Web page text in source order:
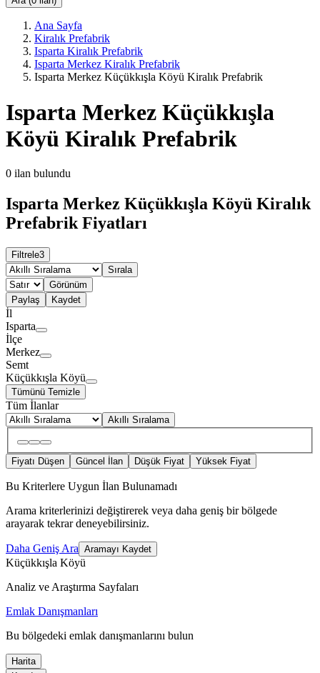
Ana Sayfa
Kiralık Prefabrik
Isparta Kiralık Prefabrik
Isparta Merkez Kiralık Prefabrik
Isparta Merkez Küçükkışla Köyü Kiralık Prefabrik
Isparta Merkez Küçükkışla
Köyü Kiralık Prefabrik
0 ilan bulundu
Isparta Merkez Küçükkışla Köyü Kiralık
Prefabrik Fiyatları
Filtrele3
Sırala
Görünüm
Paylaş
Kaydet
İl
Isparta
İlçe
Merkez
Semt
Küçükkışla Köyü
Tümünü Temizle
Tüm İlanlar
Akıllı Sıralama
Fiyatı Düşen Güncel İlan Düşük Fiyat Yüksek Fiyat
Bu Kriterlere Uygun İlan Bulunamadı
Arama kriterlerinizi değiştirerek veya daha geniş bir bölgede
arayarak tekrar deneyebilirsiniz.
Daha Geniş Ara Aramayı Kaydet
Küçükkışla Köyü
Analiz ve Araştırma Sayfaları
Emlak Danışmanları
Bu bölgedeki emlak danışmanlarını bulun
Harita